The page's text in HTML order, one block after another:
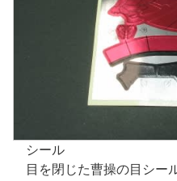
シール
目を閉じた曹操の目シー